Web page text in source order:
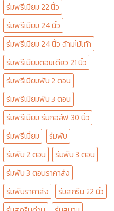
ร่มพรีเมียม 22 นิ้ว
ร่มพรีเมียม 24 นิ้ว
ร่มพรีเมียม 24 นิ้ว ด้ามไม้เท้า
ร่มพรีเมียมตอนเดียว 21 นิ้ว
ร่มพรีเมียมพับ 2 ตอน
ร่มพรีเมียมพับ 3 ตอน
ร่มพรีเมียม ร่มกอล์ฟ 30 นิ้ว
ร่มพรีเมี่ยม
ร่มพับ
ร่มพับ 2 ตอน
ร่มพับ 3 ตอน
ร่มพับ 3 ตอนราคาส่ง
ร่มพับราคาส่ง
ร่มสกรีน 22 นิ้ว